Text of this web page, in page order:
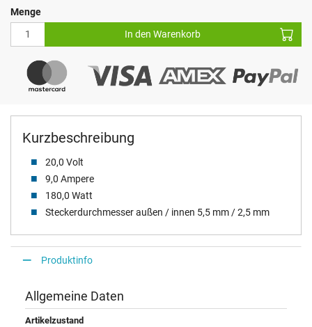
Kurzbeschreibung
20,0 Volt
9,0 Ampere
180,0 Watt
Steckerdurchmesser außen / innen 5,5 mm / 2,5 mm
Menge
In den Warenkorb
Produktinfo
Allgemeine Daten
Artikelzustand